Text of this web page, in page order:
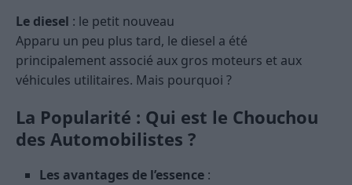
Le diesel : le petit nouveau
Apparu un peu plus tard, le diesel a été
principalement associé aux gros moteurs et aux
véhicules utilitaires. Mais pourquoi ?
La Popularité : Qui est le Chouchou
des Automobilistes ?
Les avantages de l’essence :